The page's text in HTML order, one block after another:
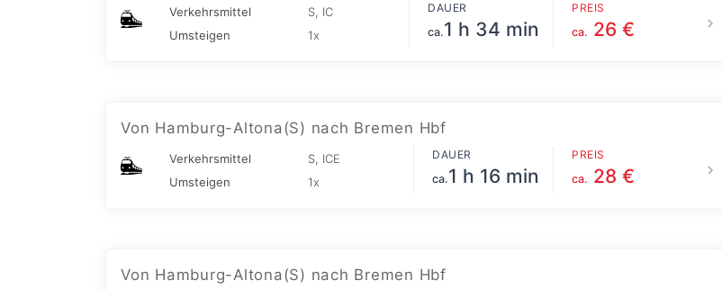
Verkehrsmittel
S, IC
Umsteigen
1x
DAUER
ca.1 h 34 min
PREIS
ca. 26 €
Von Hamburg-Altona(S) nach Bremen Hbf
Verkehrsmittel
S, ICE
Umsteigen
1x
DAUER
ca.1 h 16 min
PREIS
ca. 28 €
Von Hamburg-Altona(S) nach Bremen Hbf